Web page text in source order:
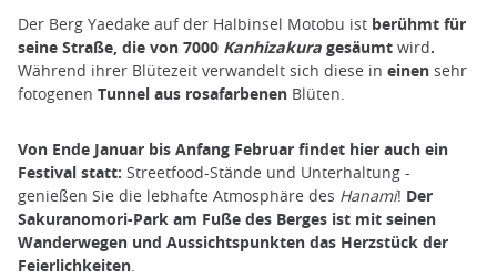
Der Berg Yaedake auf der Halbinsel Motobu ist berühmt für
seine Straße, die von 7000 Kanhizakura gesäumt wird.
Während ihrer Blütezeit verwandelt sich diese in einen sehr
fotogenen Tunnel aus rosafarbenen Blüten.
Von Ende Januar bis Anfang Februar findet hier auch ein
Festival statt: Streetfood-Stände und Unterhaltung -
genießen Sie die lebhafte Atmosphäre des Hanami! Der
Sakuranomori-Park am Fuße des Berges ist mit seinen
Wanderwegen und Aussichtspunkten das Herzstück der
Feierlichkeiten.